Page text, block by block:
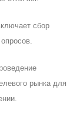
сбор
рынка для